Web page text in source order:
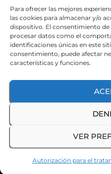
Para ofrecer las mejores
las cookies para almacenar y/o
dispositivo. El consentimiento
procesar datos como el
identificaciones únicas en este
consentimiento, puede afectar
características y funciones.
VER
Autorización para el
Tienda
Ofertas
Aviso de privacidad
Política de